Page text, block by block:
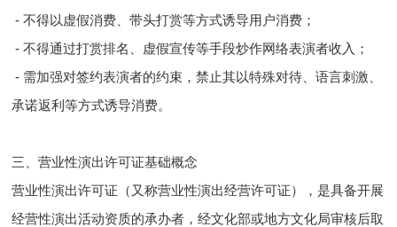
- 不得以虚假消费、带头打赏等方式诱导用户消费；
- 不得通过打赏排名、虚假宣传等手段炒作网络表演者收入；
- 需加强对签约表演者的约束，禁止其以特殊对待、语言刺激、
承诺返利等方式诱导消费。
三、营业性演出许可证基础概念
营业性演出许可证（又称营业性演出经营许可证），是具备开展
经营性演出活动资质的承办者，经文化部或地方文化局审核后取